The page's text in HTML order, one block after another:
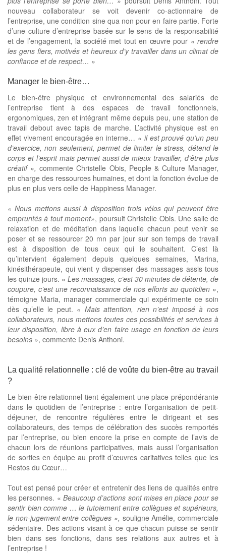
nouveau collaborateur se voit devenir co-actionnaire de
l’entreprise, une condition sine qua non pour en faire partie. Forte
d’une culture d’entreprise basée sur le sens de la responsabilité
et de l’engagement, la société met tout en œuvre pour « rendre
les gens fiers, motivés et heureux d’y travailler dans un climat de
confiance et de respect… »
Manager le bien-être…
Le bien-être physique et environnemental des salariés de
l’entreprise tient à des espaces de travail fonctionnels,
ergonomiques, zen et intégrant même depuis peu, une station de
travail debout avec tapis de marche. L’activité physique est en
effet vivement encouragée en interne… « il est prouvé qu’un peu
d’exercice, non seulement, permet de limiter le stress, détend le
corps et l’esprit mais permet aussi de mieux travailler, d’être plus
créatif », commente Christelle Obis, People & Culture Manager,
en charge des ressources humaines, et dont la fonction évolue de
plus en plus vers celle de Happiness Manager.
« Nous mettons aussi à disposition trois vélos qui peuvent être
empruntés à tout moment», poursuit Christelle Obis. Une salle de
relaxation et de méditation dans laquelle chacun peut venir se
poser et se ressourcer 20 mn par jour sur son temps de travail
est à disposition de tous ceux qui le souhaitent. C’est là
qu’intervient également depuis quelques semaines, Marina,
kinésithérapeute, qui vient y dispenser des massages assis tous
les quinze jours. « Les massages, c’est 30 minutes de détente, de
coupure, c’est une reconnaissance de nos efforts au quotidien »,
témoigne Maria, manager commerciale qui expérimente ce soin
dès qu’elle le peut. « Mais attention, rien n’est imposé à nos
collaborateurs, nous mettons toutes ces possibilités et services à
leur disposition, libre à eux d’en faire usage en fonction de leurs
besoins », commente Denis Anthoni.
La qualité relationnelle : clé de voûte du bien-être au travail
?
Le bien-être relationnel tient également une place prépondérante
dans le quotidien de l’entreprise : entre l’organisation de petit-
déjeuner, de rencontre régulières entre le dirigeant et ses
collaborateurs, des temps de célébration des succès remportés
par l’entreprise, ou bien encore la prise en compte de l’avis de
chacun lors de réunions participatives, mais aussi l’organisation
de sorties en équipe au profit d’œuvres caritatives telles que les
Restos du Cœur…
Tout est pensé pour créer et entretenir des liens de qualités entre
les personnes. « Beaucoup d’actions sont mises en place pour se
sentir bien comme … le tutoiement entre collègues et supérieurs,
le non-jugement entre collègues », souligne Amélie, commerciale
sédentaire. Des actions visant à ce que chacun puisse se sentir
bien dans ses fonctions, dans ses relations aux autres et à
l’entreprise !